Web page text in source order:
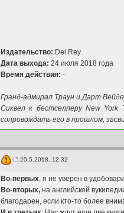
Издательство: Del Rey
Дата выхода: 24 июля 2018 года
Время действия: -
Гранд-адмирал Траун и Дарт
Сиквел к бестселлеру New York
сопровождать его в прошлом,
20.5.2018, 12:32
Во-первых, я не уверен в
Во-вторых,на английской
благодарен, если кто-то более